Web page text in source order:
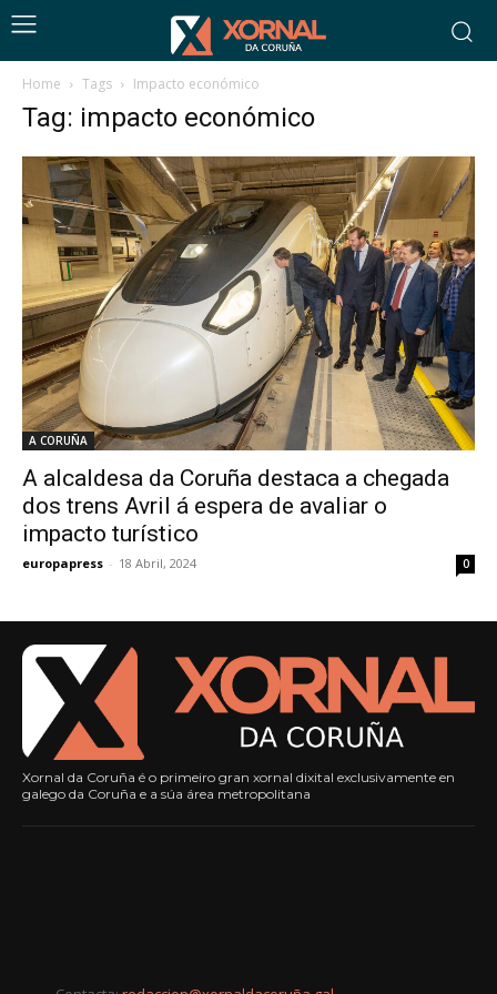
Home Tags Impacto económico
Tag: impacto económico
A CORUÑA
A alcaldesa da Coruña destaca a chegada
dos trens Avril á espera de avaliar o
impacto turístico
europapress - 18 Abril, 2024 0
Xornal da Coruña é o primeiro gran xornal dixital exclusivamente en
galego da Coruña e a súa área metropolitana